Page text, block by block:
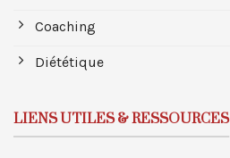
Coaching
Diététique
LIENS UTILES & RESSOURCES